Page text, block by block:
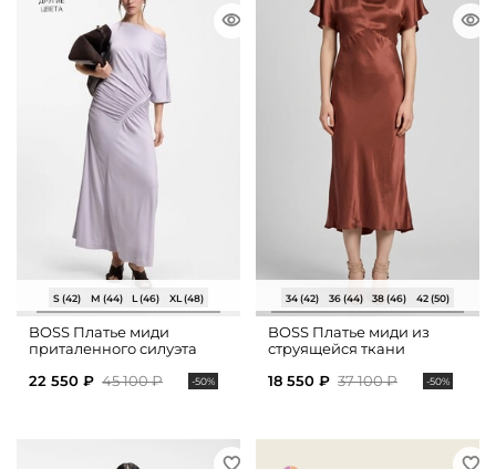
S (42) M (44) L (46) XL (48)
BOSS Платье миди
приталенного силуэта
22 550 ₽ 45 100 ₽ -50%
34 (42) 36 (44) 38 (46) 42 (50)
BOSS Платье миди из
струящейся ткани
18 550 ₽ 37 100 ₽ -50%